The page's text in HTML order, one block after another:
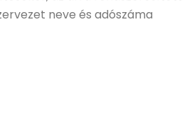
neve és adószáma